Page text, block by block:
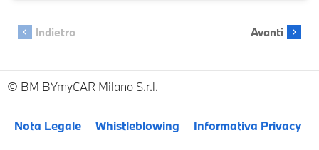
BM BYmyCAR Milano S.r.l.
Nota Legale Whistleblowing Informativa Privacy